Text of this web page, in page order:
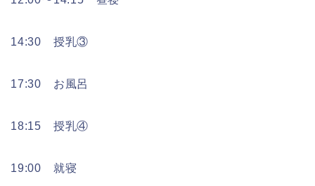
14:30 授乳③
17:30 お風呂
18:15 授乳④
19:00 就寝